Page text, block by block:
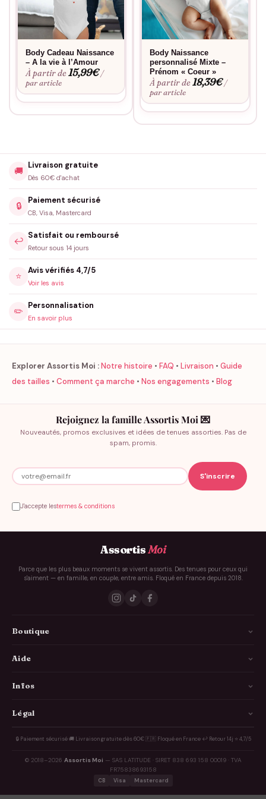
Body Cadeau Naissance
– A la vie à l’Amour
À partir de15,99€ /
par article
Body Naissance
personnalisé Mixte –
Prénom « Coeur »
À partir de18,39€ /
par article
🚚
Livraison gratuite
Dès 60€ d'achat
🔒
Paiement sécurisé
CB, Visa, Mastercard
↩️
Satisfait ou remboursé
Retour sous 14 jours
⭐
Avis vérifiés 4,7/5
Voir les avis
✏️
Personnalisation
En savoir plus
Explorer Assortis Moi :Notre histoire • FAQ • Livraison • Guide
des tailles • Comment ça marche • Nos engagements • Blog
Rejoignez la famille Assortis Moi 💌
Nouveautés, promos exclusives et idées de tenues assorties. Pas de
spam, promis.
J'accepte lestermes & conditions
AssortisMoi
Parce que les plus beaux moments se vivent assortis. Des tenues pour ceux qui
s'aiment — en famille, en couple, entre amis. Floqué en France depuis 2018.
Boutique
Annonce Grossesse
Aide
Contact
Suivre ma commande
Infos
Légal
CGU
🔒 Paiement sécurisé·🚚 Livraison gratuite dès 60€· 🇫🇷 Floqué en France· ↩️ Retour 14j ⭐ 4,7/5
© 2018–2026 Assortis Moi — SAS LATITUDE · SIRET 838 693 158 00019 · TVA
FR75838693158
CB Visa Mastercard